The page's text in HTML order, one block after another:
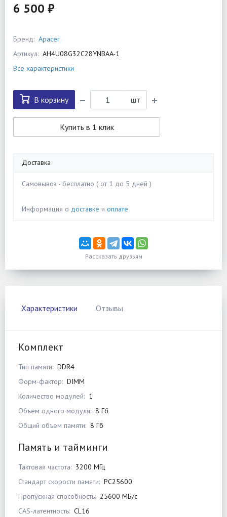
6 500 ₽
Бренд: Apacer
Артикул: AH4U08G32C28YNBAA-1
Все характеристики
В корзину шт
Купить в 1 клик
Доставка
Самовывоз - бесплатно ( от 1 до 5 дней )
Информация о доставке и оплате
Рассказать друзьям
Характеристики Отзывы
Комплект
Тип памяти: DDR4
Форм-фактор: DIMM
Количество модулей: 1
Объем одного модуля: 8 Гб
Общий объем памяти: 8 Гб
Память и тайминги
Тактовая частота: 3200 МГц
Стандарт скорости памяти: PC25600
Пропускная способность: 25600 МБ/с
CAS-латентность: CL16